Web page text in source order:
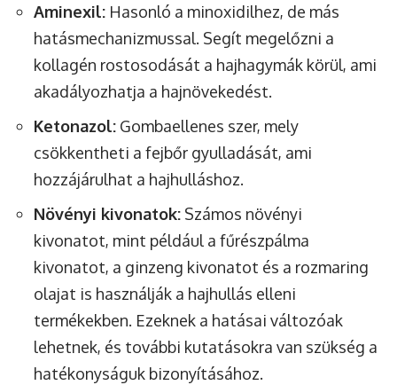
Aminexil: Hasonló a minoxidilhez, de más
hatásmechanizmussal. Segít megelőzni a
kollagén rostosodását a hajhagymák körül, ami
akadályozhatja a hajnövekedést.
Ketonazol: Gombaellenes szer, mely
csökkentheti a fejbőr gyulladását, ami
hozzájárulhat a hajhulláshoz.
Növényi kivonatok: Számos növényi
kivonatot, mint például a fűrészpálma
kivonatot, a ginzeng kivonatot és a rozmaring
olajat is használják a hajhullás elleni
termékekben. Ezeknek a hatásai változóak
lehetnek, és további kutatásokra van szükség a
hatékonyságuk bizonyításához.